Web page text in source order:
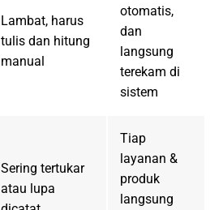
Lambat, harus
tulis dan hitung
manual
otomatis,
dan
langsung
terekam di
sistem
Sering tertukar
atau lupa
Tiap
layanan &
produk
langsung